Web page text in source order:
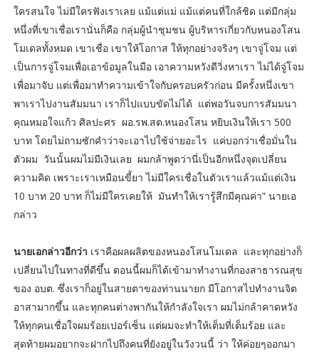
ใครสนใจ ไม่มีใครฟังเราเลย แม้แต่แม่ แม้แต่คนที่ใกล้ชิด แต่มีกลุ่ม
หนึ่งที่เขาเชื่อเรานั่นก็คือ กลุ่มผู้นำชุมชน ผู้บริหารเกี่ยวกับหนองโสน
โมเดลทั้งหมด เขาเชื่อ เขาให้โอกาส ให้ทุกอย่างจริงๆ เขาจู่โจม แต่
เป็นการจู่โจมเพื่อเอาข้อมูลในมือ เอาความหวังดีวิ่งหาเรา ไม่ได้จู่โจม
เพื่อมาจับ แต่เพื่อมาทำความเข้าใจกับครอบครัวก่อน มีครั้งหนึ่งเขา
พาเราไปงานสัมมนา เราก็ไปแบบขัดไม่ได้ แต่พอวันจบการสัมมนา
คุณหมอใจแก้ว ศิลปะศร ผอ.รพ.สต.หนองโสน หยิบเงินให้เรา 500
บาท โดยไม่ถามซักคำว่าจะเอาไปใช้จ่ายอะไร แค่บอกว่าเชื่อมั่นใน
ตัวผม วันนั้นผมไม่มีเงินเลย ผมกล้าพูดว่านี่เป็นอีกหนึ่งจุดเปลี่ยน
ความคิด เพราะเราเหมือนขี้ยา ไม่มีใครเชื่อในตัวเราแล้วแม้แต่เงิน
10 บาท 20 บาท ก็ไม่มีใครเคยให้ มันทำให้เรารู้สึกมีคุณค่า” นายเอ
กล่าว
นายเอกล่าวอีกว่า เราคือผลผลิตของหนองโสนโมเดล และทุกอย่างก็
เปลี่ยนไปในทางที่ดีขึ้น ตอนนี้ผมก็ได้เข้ามาทำงานที่กองสาธารณสุข
ของ อบต. ซึ่งเราก็อยู่ในสายตาของท่านนายก มีโอกาสไปทำงานจิต
อาสามากขึ้น และทุกคนต่างพากันให้กำลังใจเรา ผมไม่กล้าคาดหวัง
ให้ทุกคนเชื่อใจผมร้อยเปอร์เซ็น แต่ผมจะทำให้เต็มที่เต็มร้อย และ
สุดท้ายผมอยากจะฝากไปถึงคนที่ยังอยู่ในวังวนนี้ ว่า ให้ค่อยๆออกมา